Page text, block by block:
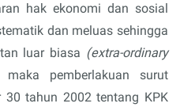
hak ekonomi dan sosial
dan meluas sehingga
luar biasa (extra-ordinary
pemberlakuan surut
30 tahun 2002 tentang KPK